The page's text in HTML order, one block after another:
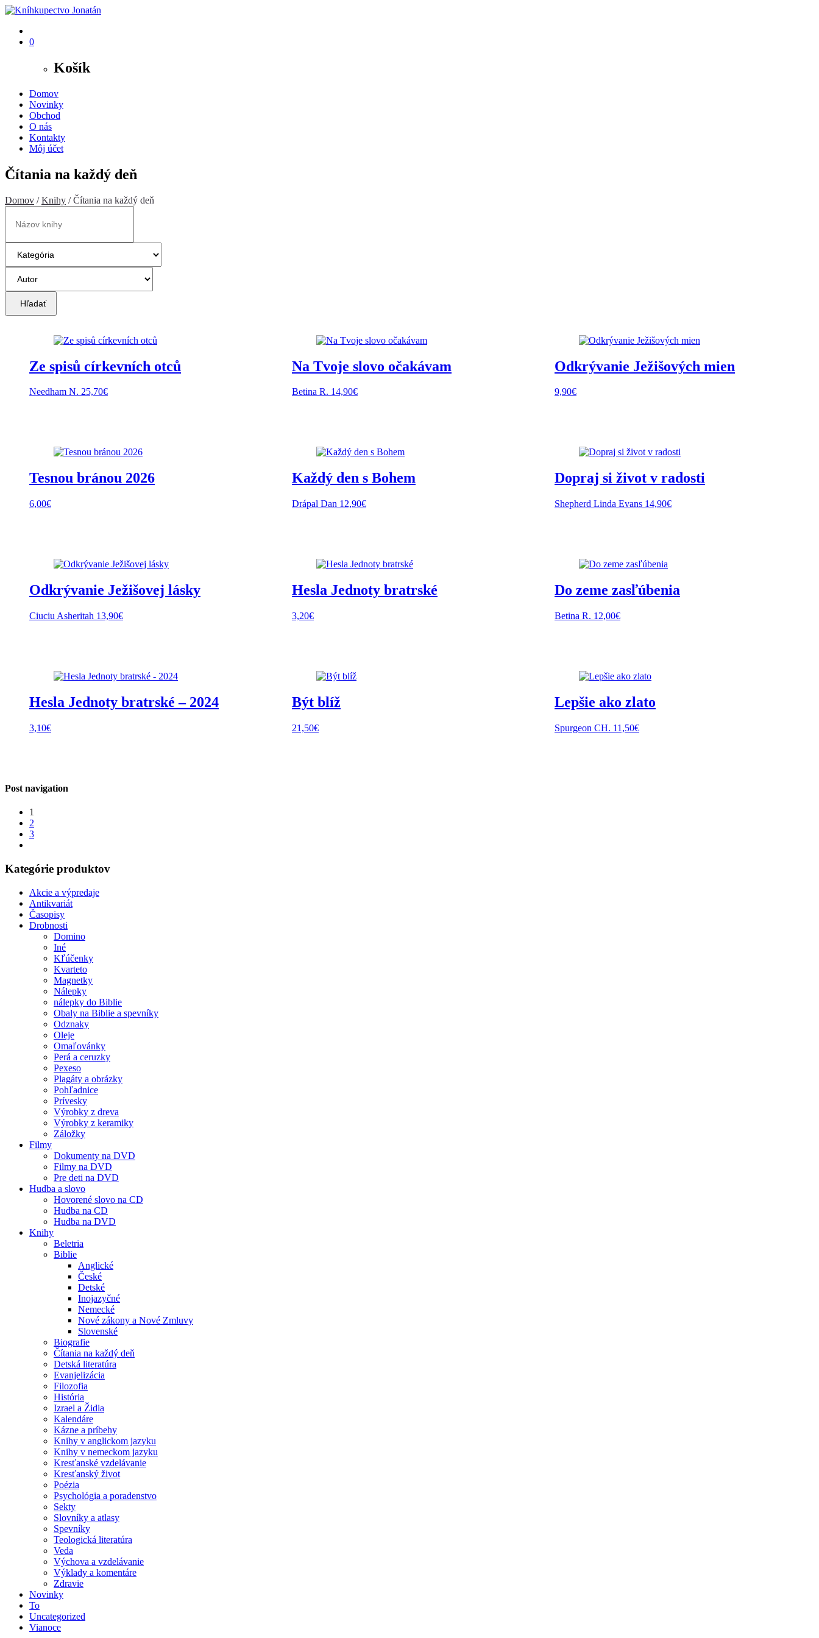
0
Košík
Domov
Novinky
Obchod
O nás
Kontakty
Môj účet
Čítania na každý deň
Domov /Knihy / Čítania na každý deň
Hľadať
Ze spisů církevních otců
Needham N. 25,70€
Na Tvoje slovo očakávam
Betina R. 14,90€
Odkrývanie Ježišových mien
9,90€
Tesnou bránou 2026
6,00€
Každý den s Bohem
Drápal Dan 12,90€
Dopraj si život v radosti
Shepherd Linda Evans 14,90€
Odkrývanie Ježišovej lásky
Ciuciu Asheritah 13,90€
Hesla Jednoty bratrské
3,20€
Do zeme zasľúbenia
Betina R. 12,00€
Hesla Jednoty bratrské – 2024
3,10€
Být blíž
21,50€
Lepšie ako zlato
Spurgeon CH. 11,50€
Post navigation
1
2
3
Kategórie produktov
Akcie a výpredaje
Antikvariát
Časopisy
Drobnosti
Domino
Iné
Kľúčenky
Kvarteto
Magnetky
Nálepky
nálepky do Biblie
Obaly na Biblie a spevníky
Odznaky
Oleje
Omaľovánky
Perá a ceruzky
Pexeso
Plagáty a obrázky
Pohľadnice
Prívesky
Výrobky z dreva
Výrobky z keramiky
Záložky
Filmy
Dokumenty na DVD
Filmy na DVD
Pre deti na DVD
Hudba a slovo
Hovorené slovo na CD
Hudba na CD
Hudba na DVD
Knihy
Beletria
Biblie
Anglické
České
Detské
Inojazyčné
Nemecké
Nové zákony a Nové Zmluvy
Slovenské
Biografie
Čítania na každý deň
Detská literatúra
Evanjelizácia
Filozofia
História
Izrael a Židia
Kalendáre
Kázne a príbehy
Knihy v anglickom jazyku
Knihy v nemeckom jazyku
Kresťanské vzdelávanie
Kresťanský život
Poézia
Psychológia a poradenstvo
Sekty
Slovníky a atlasy
Spevníky
Teologická literatúra
Veda
Výchova a vzdelávanie
Výklady a komentáre
Zdravie
Novinky
To
Uncategorized
Vianoce